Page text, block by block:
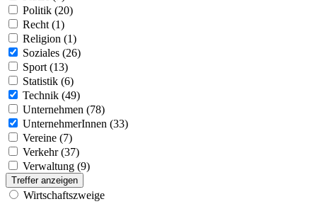
Politik (20)
Recht (1)
Religion (1)
Soziales (26)
Sport (13)
Statistik (6)
Technik (49)
Unternehmen (78)
UnternehmerInnen (33)
Vereine (7)
Verkehr (37)
Verwaltung (9)
Treffer anzeigen
Wirtschaftszweige